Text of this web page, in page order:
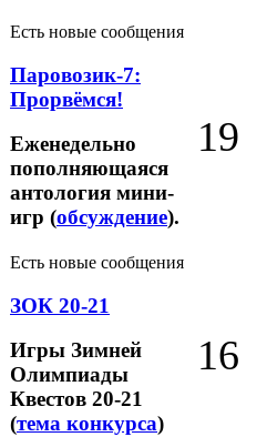
Есть новые сообщения
Паровозик-7:
Прорвёмся!
Еженедельно
пополняющаяся
антология мини-
игр (обсуждение).
19
Есть новые сообщения
ЗОК 20-21
Игры Зимней
Олимпиады
Квестов 20-21
(тема конкурса)
16